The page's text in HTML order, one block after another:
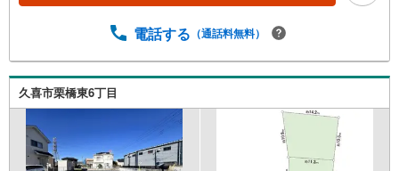
電話する （通話料無料）
久喜市栗橋東6丁目